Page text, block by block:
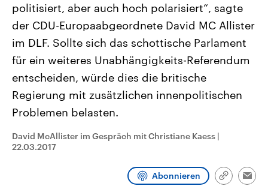
Landtagswahl Sachsen-Anhalt
2026
Alle Informationen
Sachsen-Anhalt wählt am 6.
September 2026 einen neuen
Landtag. Seit 2021 wird das
Bundesland von einer Koalition aus
Umfragen, Prognosen,
Wahlprogramme, aktuelle Berichte
und Hintergründe zu den Parteien
Wahl.
USA
Aktuelle Beiträge,
Hintergründe
Wirtschaftlich und
gehören die Vereinigten
den mächtigsten Ländern
mit großem Einfluss auf
Sendungen Programm
Audio-Archiv
politisiert, aber auch hoch polarisiert“, sagte
der CDU-Europaabgeordnete David MC Allister
im DLF. Sollte sich das schottische Parlament
für ein weiteres Unabhängigkeits-Referendum
entscheiden, würde dies die britische
Regierung mit zusätzlichen innenpolitischen
Problemen belasten.
David McAllister im Gespräch mit Christiane Kaess |
22.03.2017
Abonnieren
Link